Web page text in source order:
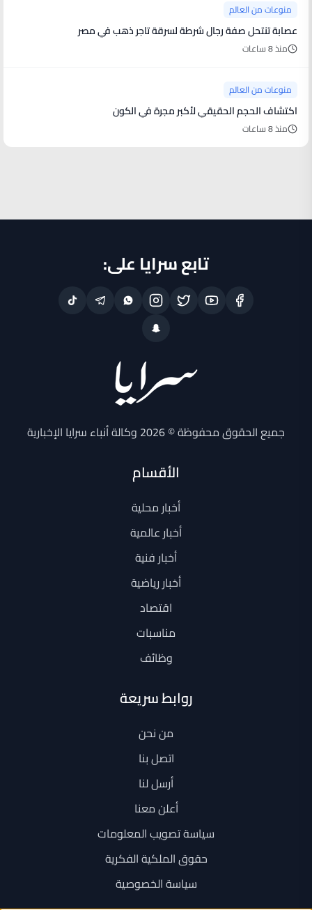
منوعات من العالم
عصابة تنتحل صفة رجال شرطة لسرقة تاجر ذهب في مصر
منذ 8 ساعات
منوعات من العالم
اكتشاف الحجم الحقيقي لأكبر مجرة في الكون
منذ 8 ساعات
تابع سرايا على:
جميع الحقوق محفوظة © 2026 وكالة أنباء سرايا الإخبارية
الأقسام
أخبار محلية
أخبار عالمية
أخبار فنية
أخبار رياضية
اقتصاد
مناسبات
وظائف
روابط سريعة
من نحن
اتصل بنا
أرسل لنا
أعلن معنا
سياسة تصويب المعلومات
حقوق الملكية الفكرية
سياسة الخصوصية